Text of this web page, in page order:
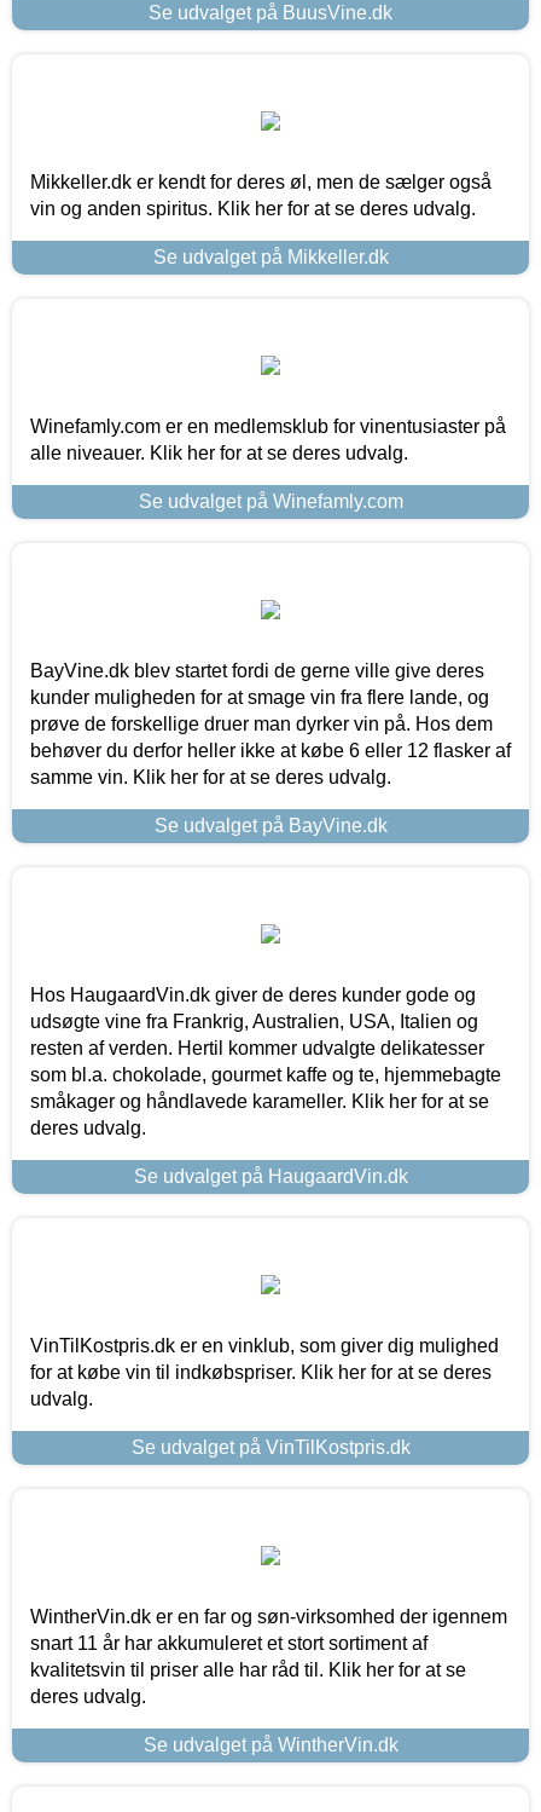
Se udvalget på BuusVine.dk
Mikkeller.dk er kendt for deres øl, men de sælger også
vin og anden spiritus. Klik her for at se deres udvalg.
Se udvalget på Mikkeller.dk
Winefamly.com er en medlemsklub for vinentusiaster på
alle niveauer. Klik her for at se deres udvalg.
Se udvalget på Winefamly.com
BayVine.dk blev startet fordi de gerne ville give deres
kunder muligheden for at smage vin fra flere lande, og
prøve de forskellige druer man dyrker vin på. Hos dem
behøver du derfor heller ikke at købe 6 eller 12 flasker af
samme vin. Klik her for at se deres udvalg.
Se udvalget på BayVine.dk
Hos HaugaardVin.dk giver de deres kunder gode og
udsøgte vine fra Frankrig, Australien, USA, Italien og
resten af verden. Hertil kommer udvalgte delikatesser
som bl.a. chokolade, gourmet kaffe og te, hjemmebagte
småkager og håndlavede karameller. Klik her for at se
deres udvalg.
Se udvalget på HaugaardVin.dk
VinTilKostpris.dk er en vinklub, som giver dig mulighed
for at købe vin til indkøbspriser. Klik her for at se deres
udvalg.
Se udvalget på VinTilKostpris.dk
WintherVin.dk er en far og søn-virksomhed der igennem
snart 11 år har akkumuleret et stort sortiment af
kvalitetsvin til priser alle har råd til. Klik her for at se
deres udvalg.
Se udvalget på WintherVin.dk